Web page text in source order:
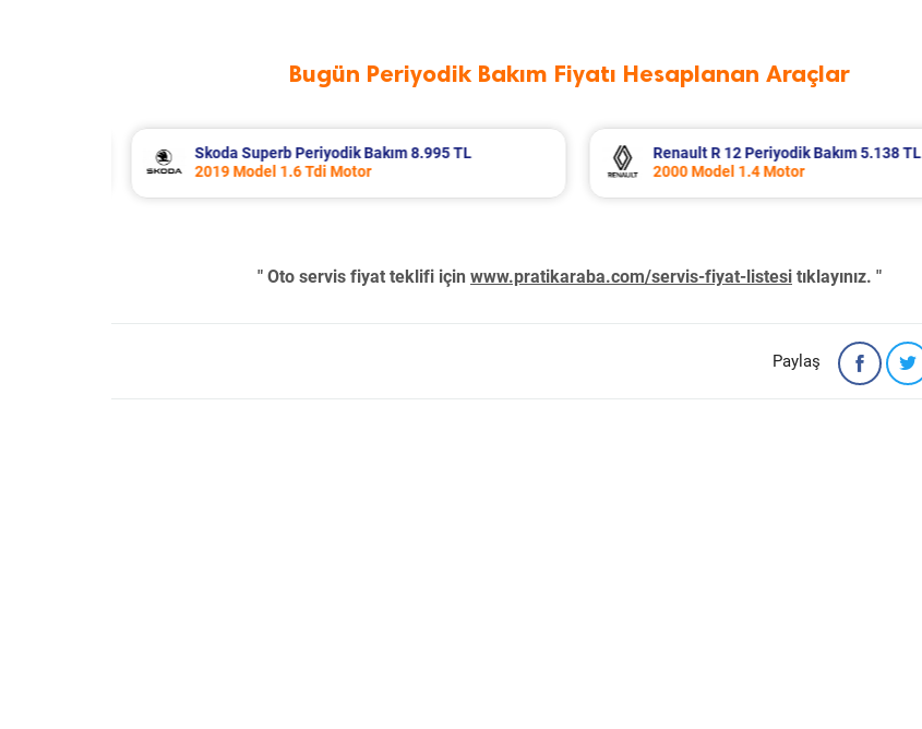
Bugün Periyodik Bakım Fiyatı Hesaplanan Araçlar
Renault R 12 Periyodik Bakım 5.138 TL
2000 Model 1.4 Motor
Ford Puma Periyodik Bakım 10.415 TL
2021 Model 1.0 EcoBoost Motor
" Oto servis fiyat teklifi için www.pratikaraba.com/servis-fiyat-listesi tıklayınız. "
Paylaş